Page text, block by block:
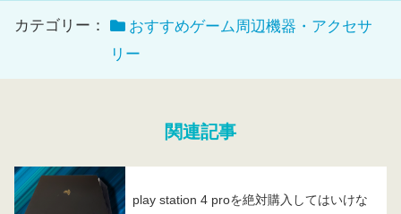
カテゴリー：
おすすめゲーム周辺機器・アクセサ
リー
関連記事
play station 4 proを絶対購入してはいけな